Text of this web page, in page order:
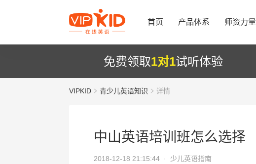
首页 产品体系 师资力量
免费领取1对1试听体验
VIPKID 青少儿英语知识 详情
中山英语培训班怎么选择
2018-12-18 21:15:44 · 少儿英语指南